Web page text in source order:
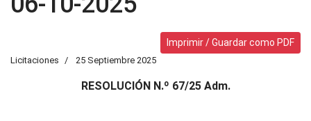
Imprimir / Guardar como PDF
Licitaciones 25 Septiembre 2025
RESOLUCIÓN N.º 67/25 Adm.